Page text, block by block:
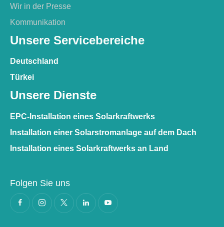
Wir in der Presse
Kommunikation
Unsere Servicebereiche
Deutschland
Türkei
Unsere Dienste
EPC-Installation eines Solarkraftwerks
Installation einer Solarstromanlage auf dem Dach
Installation eines Solarkraftwerks an Land
Folgen Sie uns